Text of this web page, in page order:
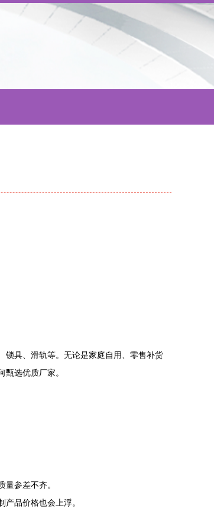
锁具、滑轨等。无论是家庭自用、零售补货
选优质厂家。
参差不齐。
品价格也会上浮。